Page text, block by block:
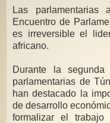
Las parlamentarias
Encuentro de
es irreversible el
africano.
Durante la
parlamentarias de
han destacado la
de desarrollo
formalizar el